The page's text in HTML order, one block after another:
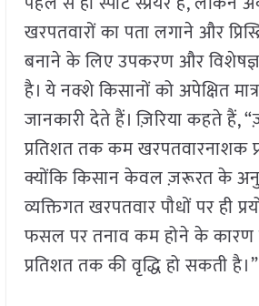
खरपतवारों का पता लगाने और
बनाने के लिए उपकरण और
है। ये नक्शे किसानों को अपेक्षित
जानकारी देते हैं। ज़िरिया कहते हैं,
प्रतिशत तक कम खरपतवारनाशक
क्योंकि किसान केवल ज़रूरत के
व्यक्तिगत खरपतवार पौधों पर ही
फसल पर तनाव कम होने के
प्रतिशत तक की वृद्धि हो सकती है।”